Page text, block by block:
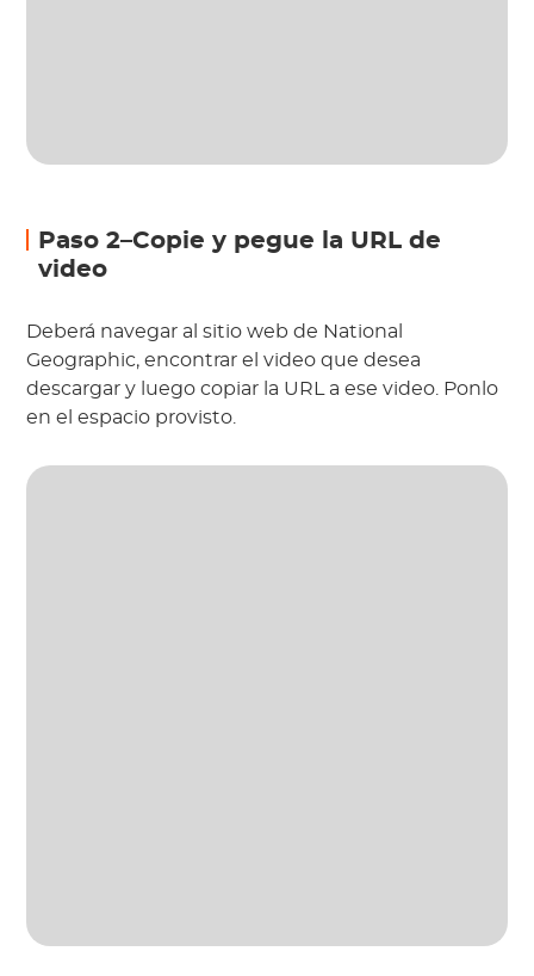
Paso 2–Copie y pegue la URL de
video
Deberá navegar al sitio web de National
Geographic, encontrar el video que desea
descargar y luego copiar la URL a ese video. Ponlo
en el espacio provisto.